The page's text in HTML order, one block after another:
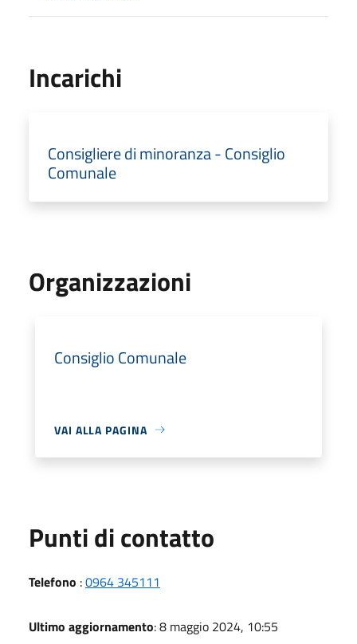
Incarichi
Consigliere di minoranza - Consiglio
Comunale
Organizzazioni
Consiglio Comunale
VAI ALLA PAGINA
Punti di contatto
Telefono :0964 345111
Ultimo aggiornamento: 8 maggio 2024, 10:55